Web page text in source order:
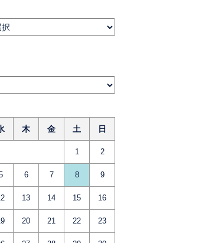
木 金 土 日
1 2
6 7 8 9
13 14 15 16
20 21 22 23